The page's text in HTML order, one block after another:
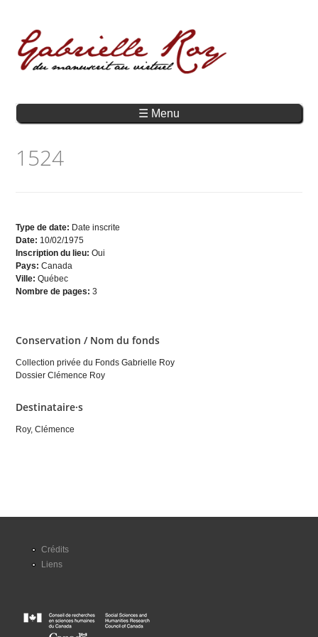
☰ Menu
1524
Type de date: Date inscrite
Date: 10/02/1975
Inscription du lieu:Oui
Pays:Canada
Ville:Québec
Nombre de pages:3
Conservation / Nom du fonds
Collection privée du Fonds Gabrielle Roy
Dossier Clémence Roy
Destinataire·s
Roy, Clémence
Crédits
Liens